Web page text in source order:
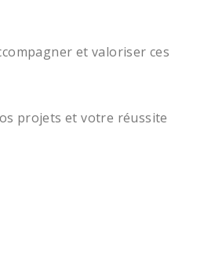
et valoriser ces
projets et votre réussite